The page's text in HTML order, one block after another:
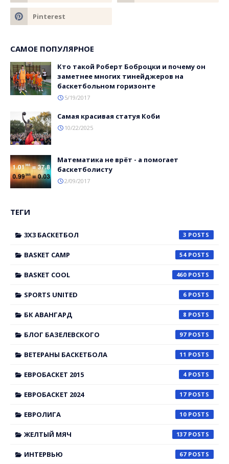
САМОЕ ПОПУЛЯРНОЕ
Кто такой Роберт Боброцки и почему он
заметнее многих тинейджеров на
баскетбольном горизонте
5/19/2017
Самая красивая статуя Коби
10/22/2025
Математика не врёт - а помогает
баскетболисту
2/09/2017
ТЕГИ
3X3 БАСКЕТБОЛ 3
BASKET CAMP 54
BASKET COOL 460
SPORTS UNITED 6
БК АВАНГАРД 8
БЛОГ БАЗЕЛЕВСКОГО 97
ВЕТЕРАНЫ БАСКЕТБОЛА 11
ЕВРОБАСКЕТ 2015 4
ЕВРОБАСКЕТ 2024 17
ЕВРОЛИГА 10
ЖЕЛТЫЙ МЯЧ 137
ИНТЕРВЬЮ 67